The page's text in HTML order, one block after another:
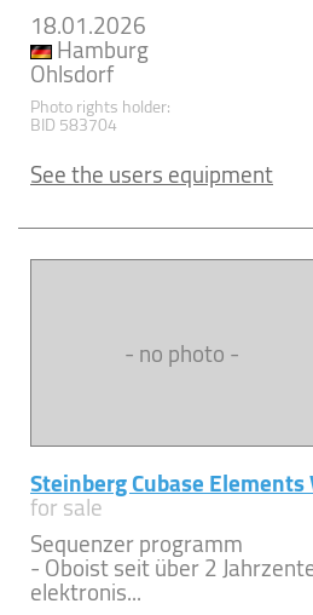
18.01.2026
Hamburg
Ohlsdorf
Photo rights holder:
BID 583704
See the users equipment
- no photo -
Steinberg Cubase
for sale
Sequenzer programm
- Oboist seit über 2
elektronis...